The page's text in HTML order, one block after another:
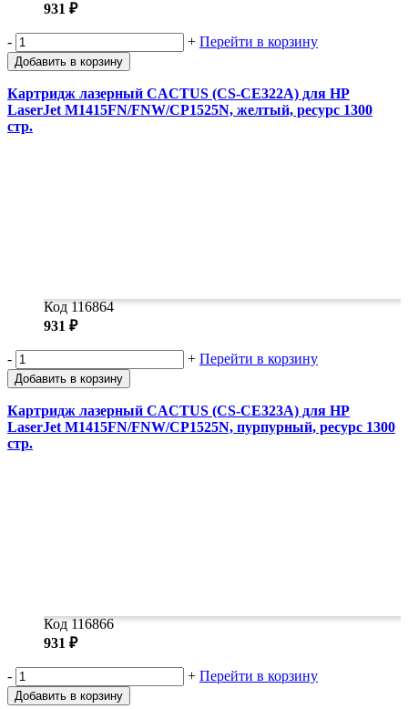
931 ₽
- + Перейти в корзину
Добавить в корзину
Картридж лазерный CACTUS (CS-CE322A) для HP
LaserJet M1415FN/FNW/CP1525N, желтый, ресурс 1300
стр.
Код 116864
931 ₽
- + Перейти в корзину
Добавить в корзину
Картридж лазерный CACTUS (CS-CE323A) для HP
LaserJet M1415FN/FNW/CP1525N, пурпурный, ресурс 1300
стр.
Код 116866
931 ₽
- + Перейти в корзину
Добавить в корзину